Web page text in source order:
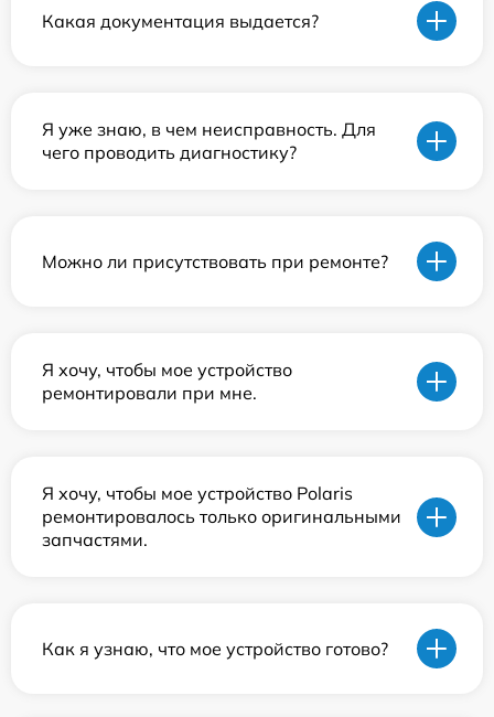
Какая документация выдается?
Я уже знаю, в чем неисправность. Для
чего проводить диагностику?
Можно ли присутствовать при ремонте?
Я хочу, чтобы мое устройство
ремонтировали при мне.
Я хочу, чтобы мое устройство Polaris
ремонтировалось только оригинальными
запчастями.
Как я узнаю, что мое устройство готово?